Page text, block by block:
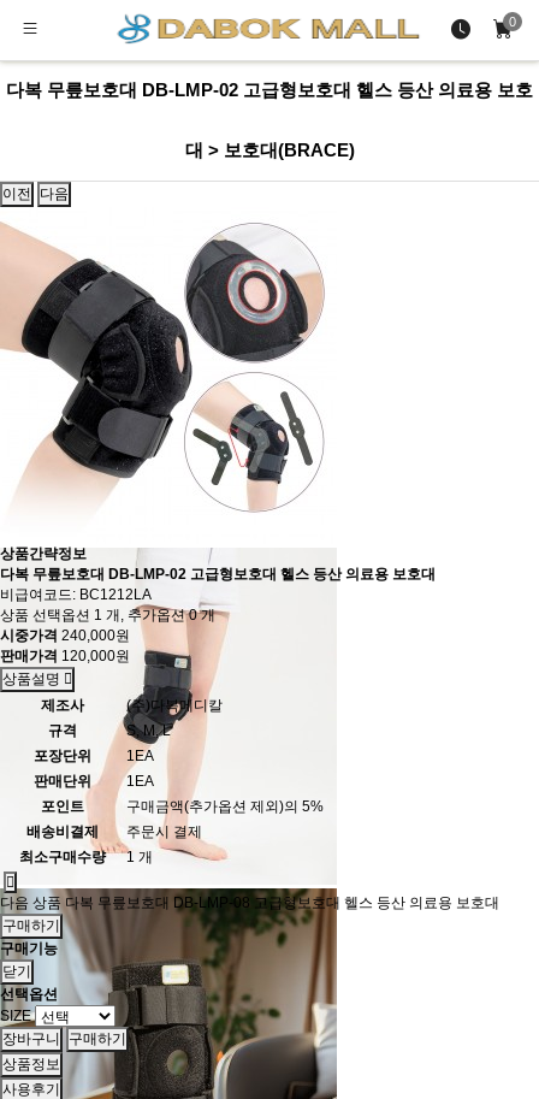
0
다복 무릎보호대 DB-LMP-02 고급형보호대 헬스 등산 의료용 보호
대 > 보호대(BRACE)
이전 다음
상품간략정보
다복 무릎보호대 DB-LMP-02 고급형보호대 헬스 등산 의료용 보호대
비급여코드: BC1212LA
상품 선택옵션 1 개, 추가옵션 0 개
시중가격 240,000원
판매가격 120,000원
상품설명
제조사
(주)다복메디칼
규격
S, M, L
포장단위
1EA
판매단위
1EA
포인트
구매금액(추가옵션 제외)의 5%
배송비결제
주문시 결제
최소구매수량
1 개
다음 상품 다복 무릎보호대 DB-LMP-08 고급형보호대 헬스 등산 의료용 보호대
구매하기
구매기능
닫기
선택옵션
SIZE
상품정보
사용후기